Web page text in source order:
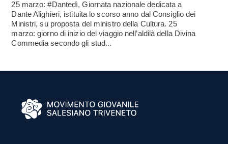
25 marzo: #Dantedì, Giornata nazionale dedicata a
Dante Alighieri, istituita lo scorso anno dal Consiglio dei
Ministri, su proposta del ministro della Cultura. 25
marzo: giorno di inizio del viaggio nell’aldilà della Divina
Commedia secondo gli stud...